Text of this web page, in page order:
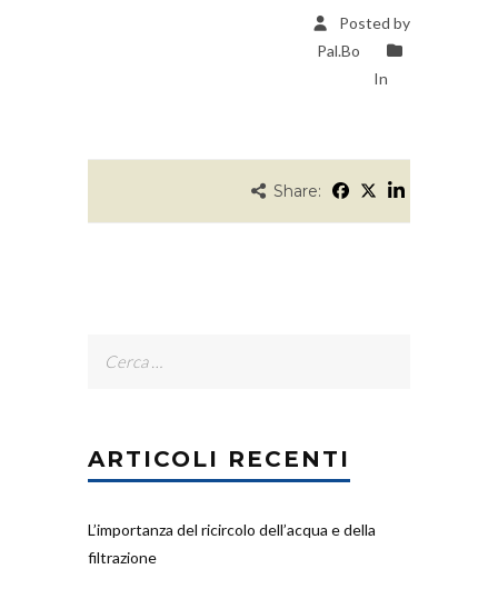
Posted by
Pal.Bo
In
Share:
ARTICOLI RECENTI
L’importanza del ricircolo dell’acqua e della
filtrazione